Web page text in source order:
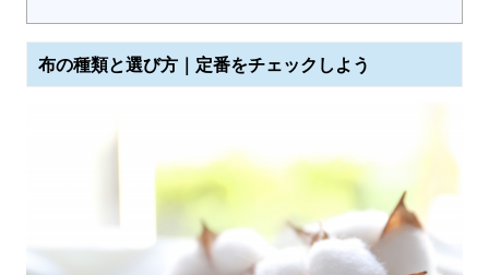
布の種類と選び方｜定番をチェックしよう